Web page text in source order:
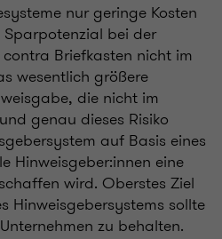
nur geringe Kosten
bei der
Briefkasten nicht im
wesentlich größere
die nicht im
genau dieses Risiko
auf Basis eines
Hinweisgeber:innen eine
wird. Oberstes Ziel
Hinweisgebersystems sollte
zu behalten.